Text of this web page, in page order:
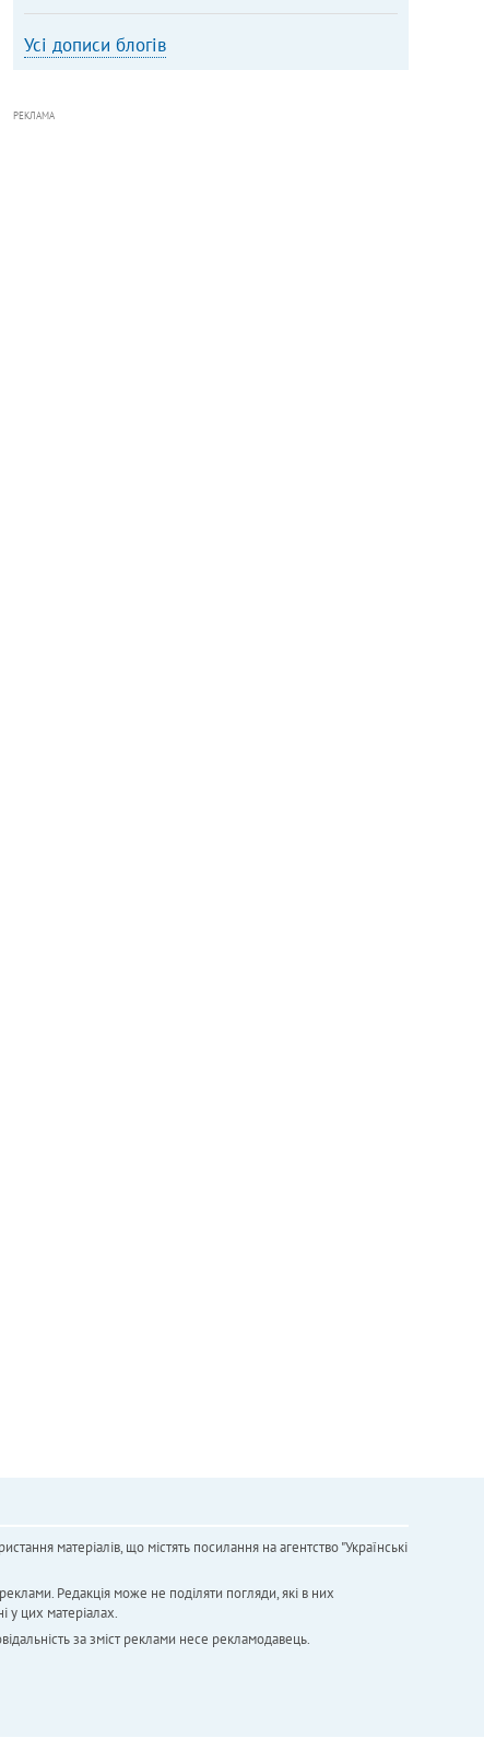
Усі дописи блогів
РЕКЛАМА
матеріалів, що містять посилання на агентство "Українськi
Редакція може не поділяти погляди, які в них
у цих матеріалах.
за зміст реклами несе рекламодавець.